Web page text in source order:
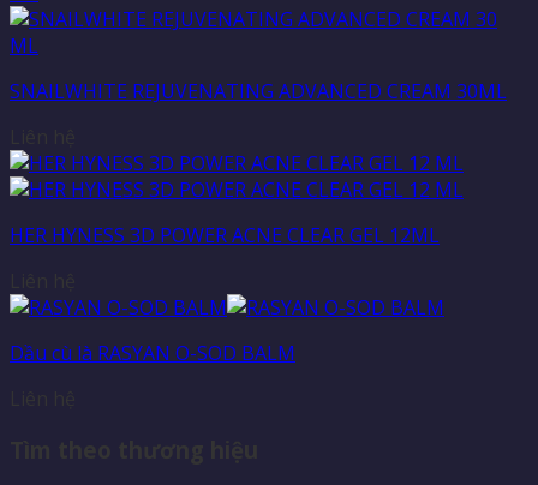
SNAILWHITE REJUVENATING ADVANCED CREAM 30ML
HER HYNESS 3D POWER ACNE CLEAR GEL 12ML
Dầu cù là RASYAN O-SOD BALM